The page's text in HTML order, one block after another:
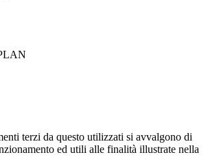
terzi da questo utilizzati si avvalgono di
ed utili alle finalità illustrate nella